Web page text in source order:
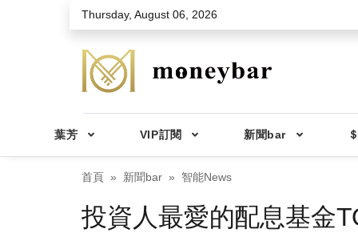
Skip to main contentThursday, August 06, 2026
葉芳 VIP訂閱 新聞bar
首頁 新聞bar 智能News
投資人最愛的配息基金